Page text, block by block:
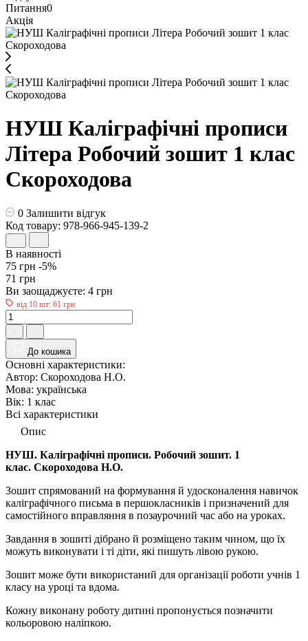
Питання0
Акція
НУШ Каліграфічні прописи
Літера Робочий зошит 1 клас
Скороходова
0 Залишити відгук
Код товару: 978-966-945-139-2
В наявності
75 грн -5%
71 грн
Ви заощаджуєте: 4 грн
від 10 шт: 61 грн
До кошика
Основні характеристики:
Автор: Скороходова Н.О.
Мова: українська
Вік: 1 клас
Всі характеристики
Опис
НУШ. Каліграфічні прописи. Робочий зошит. 1
клас. Скороходова Н.О.
Зошит спрямований на формування й удосконалення навичок
каліграфічного письма в першокласників і призначений для
самостійного вправляння в позаурочний час або на уроках.
Завдання в зошиті дібрано й розміщено таким чином, що їх
можуть виконувати і ті діти, які пишуть лівою рукою.
Зошит може бути використаний для організації роботи учнів 1
класу на уроці та вдома.
Кожну виконану роботу дитині пропонується позначити
кольоровою наліпкою.